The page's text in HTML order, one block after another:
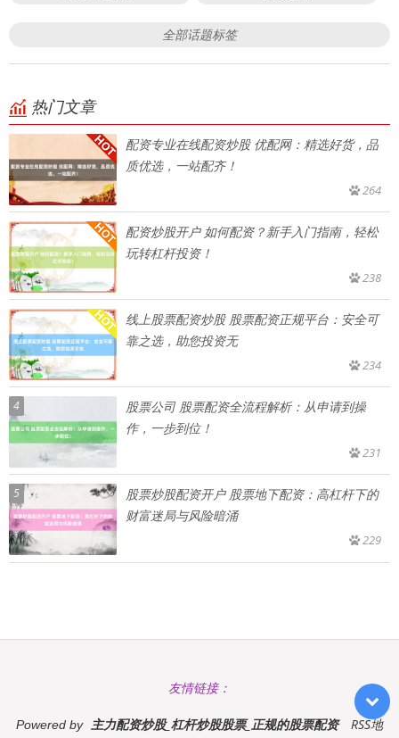
全部话题标签
热门文章
配资专业在线配资炒股 优配网：精选好货，品
质优选，一站配齐！
264
配资炒股开户 如何配资？新手入门指南，轻松
玩转杠杆投资！
238
线上股票配资炒股 股票配资正规平台：安全可
靠之选，助您投资无
234
4
股票公司 股票配资全流程解析：从申请到操
作，一步到位！
231
5
股票炒股配资开户 股票地下配资：高杠杆下的
财富迷局与风险暗涌
229
友情链接：
Powered by 主力配资炒股_杠杆炒股股票_正规的股票配资
RSS地